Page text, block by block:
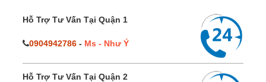
Hỗ Trợ Tư Vấn Tại Quận 1
0904942786 - Ms - Như Ý
Hỗ Trợ Tư Vấn Tại Quận 2